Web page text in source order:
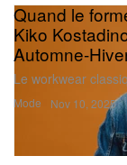
Mode
Quand le
Kiko
Le workwear
Nov 10, 2025